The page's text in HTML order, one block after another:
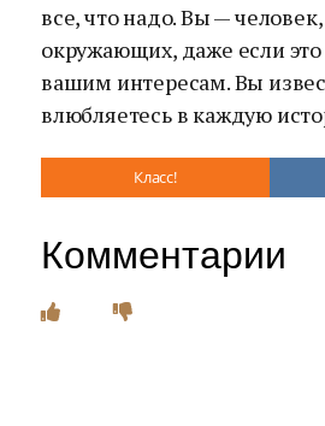
все, что надо. Вы —
окружающих, даже если
вашим интересам. Вы
влюбляетесь в каждую
Класс!
Комментарии